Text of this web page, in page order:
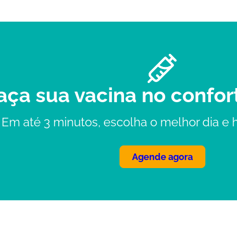
sua vacina no
Em até 3 minutos, escolha o melhor dia e
Agende agora